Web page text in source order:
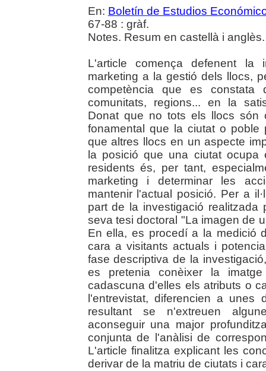
En: Boletín de Estudios
67-88 : gràf.
Notes. Resum en castellà i anglès.
L'article comença defenent la
marketing a la gestió dels llocs,
competència que es constata
comunitats, regions... en la
Donat que no tots els llocs són
fonamental que la ciutat o poble
que altres llocs en un aspecte
la posició que una ciutat
residents és, per tant,
marketing i determinar les
mantenir l'actual posició. Per a
part de la investigació realitzada
seva tesi doctoral "La imagen de
En ella, es procedí a la medició
cara a visitants actuals i
fase descriptiva de la
es pretenia conèixer la
cadascuna d'elles els atributs o
l'entrevistat, diferencien a
resultant se n'extreuen
aconseguir una major
conjunta de l'anàlisi de
L'article finalitza explicant les
derivar de la matriu de ciutats i